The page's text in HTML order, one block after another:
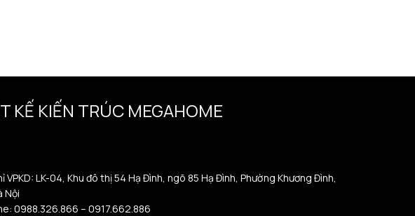
KẾ KIẾN TRÚC MEGAHOME
VPKD: LK-04, Khu đô thị 54 Hạ Đình, ngõ 85 Hạ Đình, Phường Khương Đình,
Nội
0988.326.866 – 0917.662.886